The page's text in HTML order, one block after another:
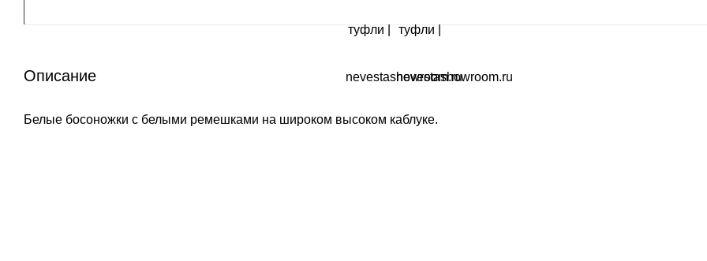
Описание
Белые босоножки с белыми ремешками на широком высоком каблуке.